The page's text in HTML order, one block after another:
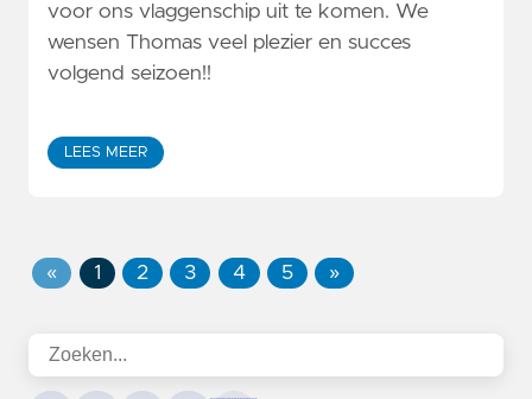
voor ons vlaggenschip uit te komen. We
wensen Thomas veel plezier en succes
volgend seizoen!!
LEES MEER
« 1 2 3 4 5 »